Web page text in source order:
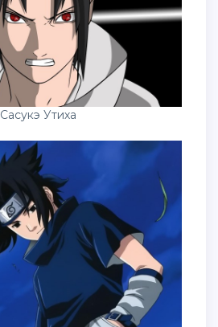
Сасукэ Утиха